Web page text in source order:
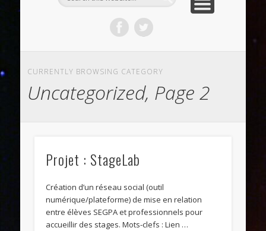
CURRENTLY BROWSING CATEGORY
Uncategorized, Page 2
Projet : StageLab
Création d’un réseau social (outil
numérique/plateforme) de mise en relation
entre élèves SEGPA et professionnels pour
accueillir des stages. Mots-clefs : Lien …